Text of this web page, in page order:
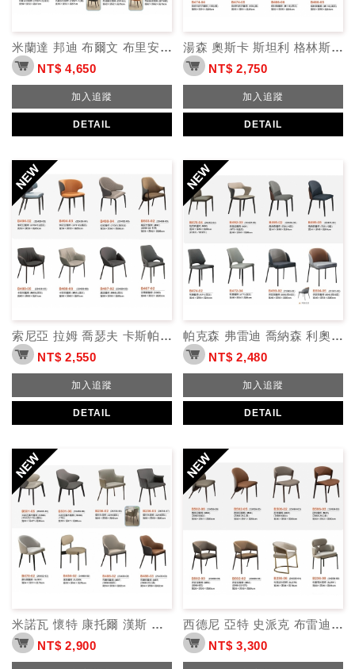
米蘭達 邦迪 布爾文 布里安 克勞斯 休閒椅
NT$ 4,650
加入追蹤
DETAIL
湯森 奧斯卡 斯坦利 格林斯 餐椅
NT$ 2,750
加入追蹤
DETAIL
索尼亞 拉姆 喬瑟夫 卡斯帕 基諾 菲爾德 餐椅
NT$ 2,550
加入追蹤
DETAIL
帕克森 弗雷迪 喬納森 利奧 伊諾克 餐椅
NT$ 2,480
加入追蹤
DETAIL
米諾瓦 懷特 康托爾 漢斯 布蘭特 餐椅
NT$ 2,900
西德尼 亞特 史派克 布雷迪 布蘭奇 餐椅
NT$ 3,300